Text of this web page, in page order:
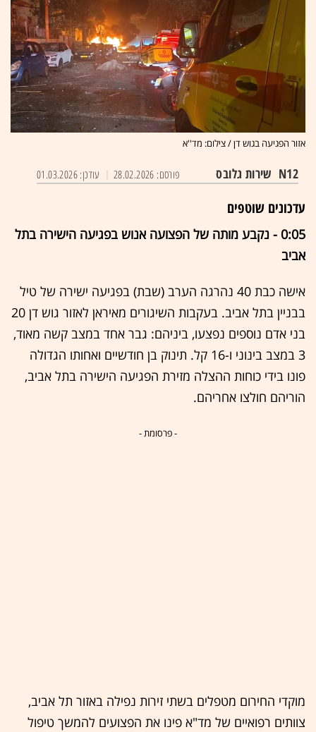
אזור הפגיעה בגוש דן / צילום: מד''א
N12 שירות גלובס עודכן: 01.03.2026 פורסם: 28.02.2026
עדכונים שוטפים
0:05 - נקבע מותה של הפצועה אנוש בפגיעה הישירה בתל
אביב
אישה כבת 40 נהרגה הערב (שבת) בפגיעה ישירה של טיל
בבניין בתל אביב. בעקבות השיגורים מאיראן לאזור גוש דן 20
בני אדם נוספים נפצעו, ביניהם: גבר אחד במצב קשה מאוד,
3 במצב בינוני ו-16 קל. תינוק בן חודשיים ואחותו הגדולה
פונו בידי כוחות ההצלה מזירת הפגיעה הישירה בתל אביב,
הוריהם חולצו אחריהם.
- פרסומת -
מוקדי החירום מטפלים בשתי זירות נפילה באזור תל אביב,
צוותים רפואיים של מד"א פינו את הפצועים להמשך טיפול